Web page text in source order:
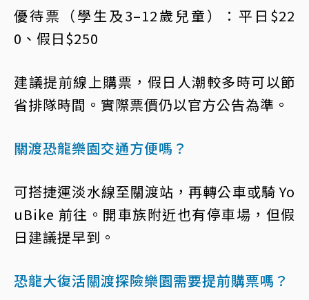
優待票（學生及3–12歲兒童）：平日$22
0、假日$250
建議提前線上購票，假日人潮較多時可以節
省排隊時間。實際票價仍以官方公告為準。
關渡恐龍樂園交通方便嗎？
可搭捷運淡水線至關渡站，再轉公車或騎 Yo
uBike 前往。開車族附近也有停車場，但假
日建議提早到。
恐龍大復活關渡探險樂園需要提前購票嗎？